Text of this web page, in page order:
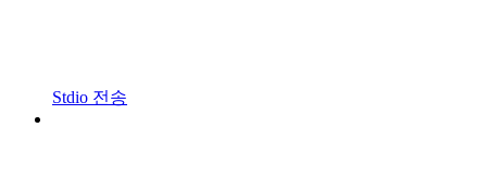
Stdio 전송